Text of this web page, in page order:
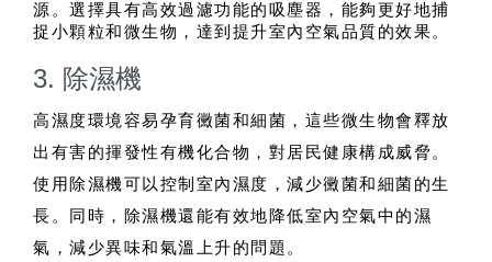
源。選擇具有高效過濾功能的吸塵器，能夠更好地捕
捉小顆粒和微生物，達到提升室內空氣品質的效果。
3. 除濕機
高濕度環境容易孕育黴菌和細菌，這些微生物會釋放
出有害的揮發性有機化合物，對居民健康構成威脅。
使用除濕機可以控制室內濕度，減少黴菌和細菌的生
長。同時，除濕機還能有效地降低室內空氣中的濕
氣，減少異味和氣溫上升的問題。